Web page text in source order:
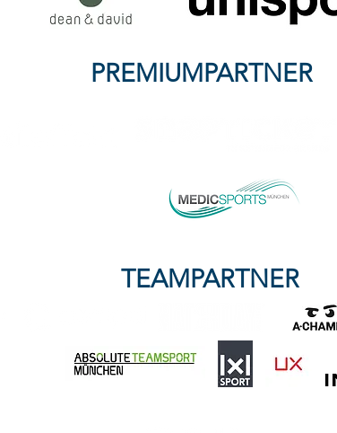
PREMIUMPARTNER
TEAMPARTNER